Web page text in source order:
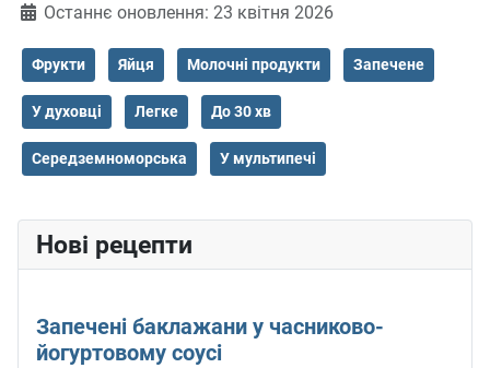
ДеталіОстаннє оновлення: 23 квітня 2026
Фрукти Яйця Молочні продукти Запечене
У духовці Легке До 30 хв
Середземноморська У мультипечі
Нові рецепти
Запечені баклажани у часниково-
йогуртовому соусі